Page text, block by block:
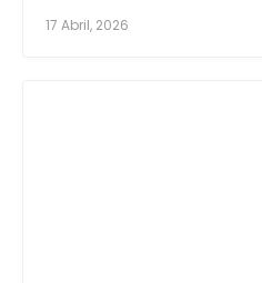
17 Abril, 2026